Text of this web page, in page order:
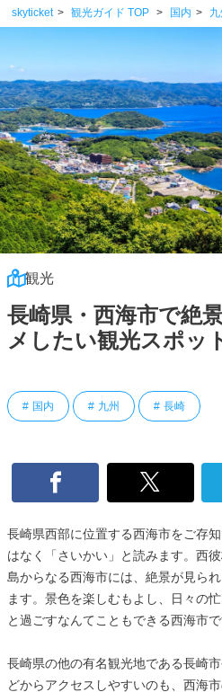
skyticket 観光ガイド TOP 国内 九
観光
長崎県・西海市で絶
メしたい観光スポッ
国内 九州 長崎
長崎県西部に位置する西海市をご存
はなく「さいかい」と読みます。西
島からなる西海市には、絶景が見ら
ます。景色を楽しむもよし、日々の
と過ごすなんてこともできる西海市で
長崎県の他の有名観光地である長崎
どからアクセスしやすいのも、西海